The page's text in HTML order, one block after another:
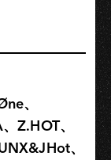
、
Z.HOT、
、